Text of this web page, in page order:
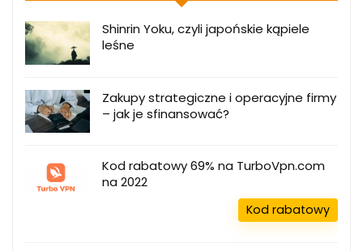
Shinrin Yoku, czyli japońskie kąpiele
leśne
Zakupy strategiczne i operacyjne firmy
– jak je sfinansować?
Kod rabatowy 69% na TurboVpn.com
na 2022
Kod rabatowy